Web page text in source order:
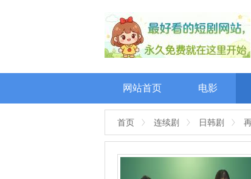
网站首页 电影
首页 连续剧 日韩剧